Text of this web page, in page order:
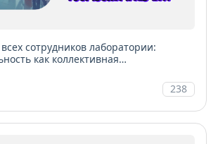
сотрудников лаборатории:
как коллективная
238